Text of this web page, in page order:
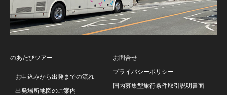
のあたびツアー
お申込みから出発までの流れ
出発場所地図のご案内
お問合せ
プライバシーポリシー
国内募集型旅行条件取引説明書面